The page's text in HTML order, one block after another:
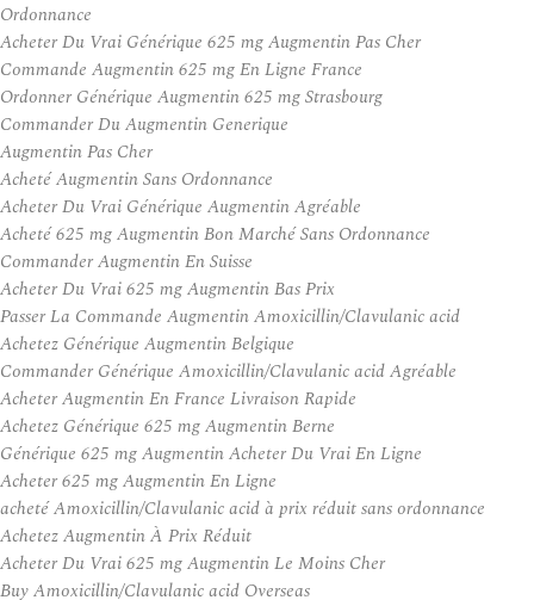
Ordonnance
Acheter Du Vrai Générique 625 mg Augmentin Pas Cher
Commande Augmentin 625 mg En Ligne France
Ordonner Générique Augmentin 625 mg Strasbourg
Commander Du Augmentin Generique
Augmentin Pas Cher
Acheté Augmentin Sans Ordonnance
Acheter Du Vrai Générique Augmentin Agréable
Acheté 625 mg Augmentin Bon Marché Sans Ordonnance
Commander Augmentin En Suisse
Acheter Du Vrai 625 mg Augmentin Bas Prix
Passer La Commande Augmentin Amoxicillin/Clavulanic acid
Achetez Générique Augmentin Belgique
Commander Générique Amoxicillin/Clavulanic acid Agréable
Acheter Augmentin En France Livraison Rapide
Achetez Générique 625 mg Augmentin Berne
Générique 625 mg Augmentin Acheter Du Vrai En Ligne
Acheter 625 mg Augmentin En Ligne
acheté Amoxicillin/Clavulanic acid à prix réduit sans ordonnance
Achetez Augmentin À Prix Réduit
Acheter Du Vrai 625 mg Augmentin Le Moins Cher
Buy Amoxicillin/Clavulanic acid Overseas